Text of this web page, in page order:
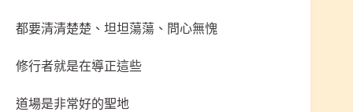
都要清清楚楚、坦坦蕩蕩、問心無愧
修行者就是在導正這些
道場是非常好的聖地